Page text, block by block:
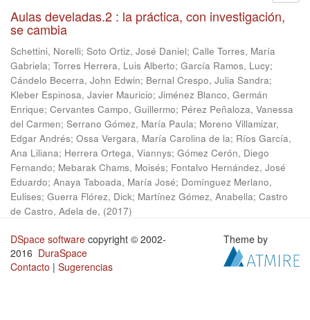
Aulas develadas.2 : la práctica, con investigación,
se cambia
Schettini, Norelli; Soto Ortiz, José Daniel; Calle Torres, María
Gabriela; Torres Herrera, Luis Alberto; García Ramos, Lucy;
Cándelo Becerra, John Edwin; Bernal Crespo, Julia Sandra;
Kleber Espinosa, Javier Mauricio; Jiménez Blanco, Germán
Enrique; Cervantes Campo, Guillermo; Pérez Peñaloza, Vanessa
del Carmen; Serrano Gómez, María Paula; Moreno Villamizar,
Edgar Andrés; Ossa Vergara, María Carolina de la; Ríos García,
Ana Liliana; Herrera Ortega, Viannys; Gómez Cerón, Diego
Fernando; Mebarak Chams, Moisés; Fontalvo Hernández, José
Eduardo; Anaya Taboada, María José; Domínguez Merlano,
Eulises; Guerra Flórez, Dick; Martínez Gómez, Anabella; Castro
de Castro, Adela de, (2017)
DSpace software copyright © 2002-
2016 DuraSpace
Contacto | Sugerencias
Theme by